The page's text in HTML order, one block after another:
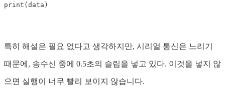
print (data )
특히 해설은 필요 없다고 생각하지만, 시리얼 통신은 느리기
때문에, 송수신 중에 0.5초의 슬립을 넣고 있다. 이것을 넣지 않
으면 실행이 너무 빨리 보이지 않습니다.